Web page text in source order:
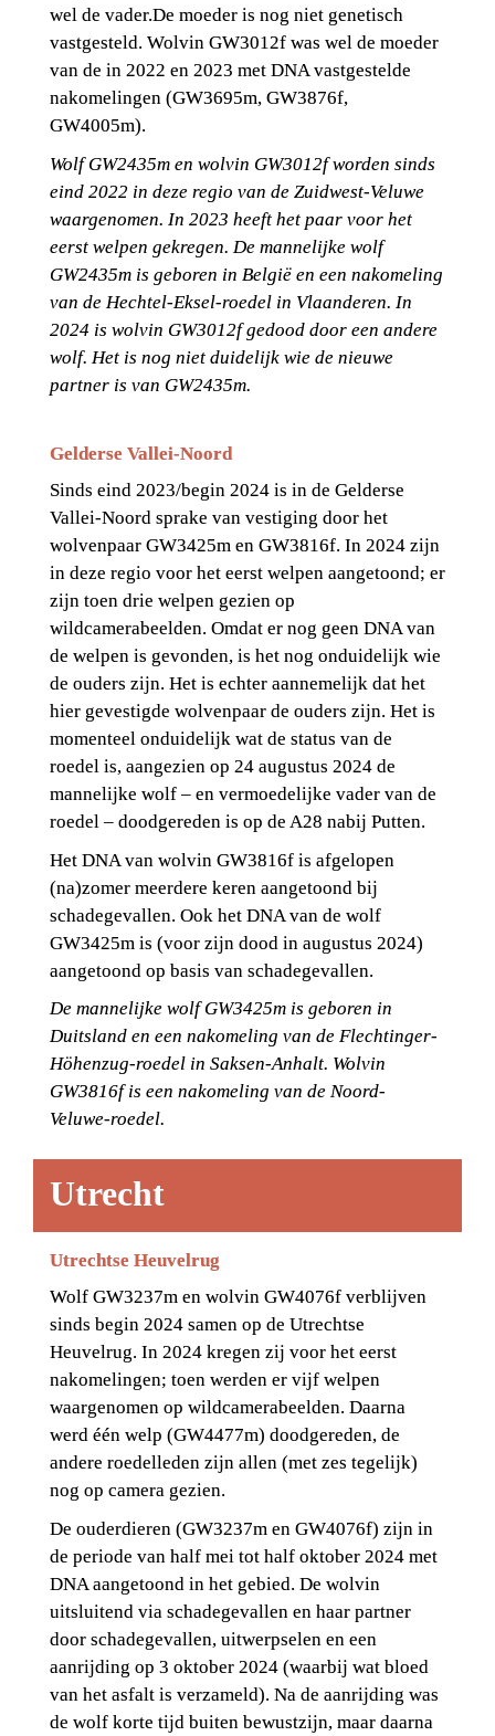
wel de vader.De moeder is nog niet genetisch
vastgesteld. Wolvin GW3012f was wel de moeder
van de in 2022 en 2023 met DNA vastgestelde
nakomelingen (GW3695m, GW3876f,
GW4005m).
Wolf GW2435m en wolvin GW3012f worden sinds
eind 2022 in deze regio van de Zuidwest-Veluwe
waargenomen. In 2023 heeft het paar voor het
eerst welpen gekregen. De mannelijke wolf
GW2435m is geboren in België en een nakomeling
van de Hechtel-Eksel-roedel in Vlaanderen. In
2024 is wolvin GW3012f gedood door een andere
wolf. Het is nog niet duidelijk wie de nieuwe
partner is van GW2435m.
Gelderse Vallei-Noord
Sinds eind 2023/begin 2024 is in de Gelderse
Vallei-Noord sprake van vestiging door het
wolvenpaar GW3425m en GW3816f. In 2024 zijn
in deze regio voor het eerst welpen aangetoond; er
zijn toen drie welpen gezien op
wildcamerabeelden. Omdat er nog geen DNA van
de welpen is gevonden, is het nog onduidelijk wie
de ouders zijn. Het is echter aannemelijk dat het
hier gevestigde wolvenpaar de ouders zijn. Het is
momenteel onduidelijk wat de status van de
roedel is, aangezien op 24 augustus 2024 de
mannelijke wolf – en vermoedelijke vader van de
roedel – doodgereden is op de A28 nabij Putten.
Het DNA van wolvin GW3816f is afgelopen
(na)zomer meerdere keren aangetoond bij
schadegevallen. Ook het DNA van de wolf
GW3425m is (voor zijn dood in augustus 2024)
aangetoond op basis van schadegevallen.
De mannelijke wolf GW3425m is geboren in
Duitsland en een nakomeling van de Flechtinger-
Höhenzug-roedel in Saksen-Anhalt. Wolvin
GW3816f is een nakomeling van de Noord-
Veluwe-roedel.
Utrecht
Utrechtse Heuvelrug
Wolf GW3237m en wolvin GW4076f verblijven
sinds begin 2024 samen op de Utrechtse
Heuvelrug. In 2024 kregen zij voor het eerst
nakomelingen; toen werden er vijf welpen
waargenomen op wildcamerabeelden. Daarna
werd één welp (GW4477m) doodgereden, de
andere roedelleden zijn allen (met zes tegelijk)
nog op camera gezien.
De ouderdieren (GW3237m en GW4076f) zijn in
de periode van half mei tot half oktober 2024 met
DNA aangetoond in het gebied. De wolvin
uitsluitend via schadegevallen en haar partner
door schadegevallen, uitwerpselen en een
aanrijding op 3 oktober 2024 (waarbij wat bloed
van het asfalt is verzameld). Na de aanrijding was
de wolf korte tijd buiten bewustzijn, maar daarna